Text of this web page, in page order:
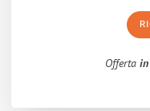
Offerta